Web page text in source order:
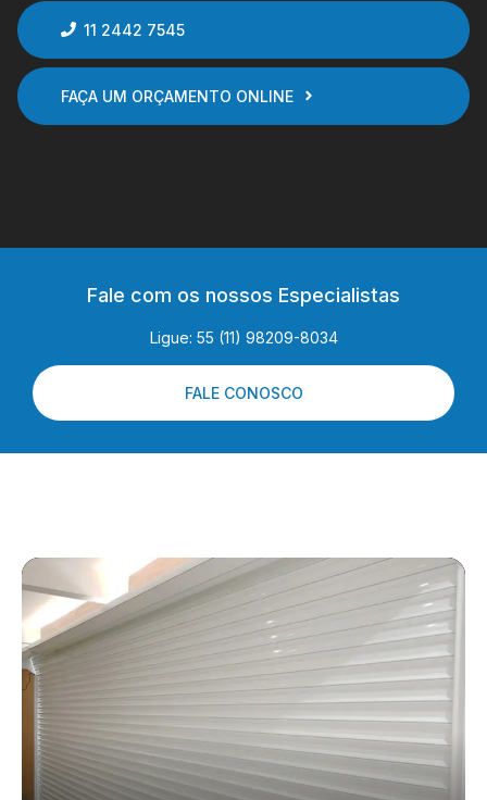
11 2442 7545
FAÇA UM ORÇAMENTO ONLINE
Fale com os nossos Especialistas
Ligue: 55 (11) 98209-8034
FALE CONOSCO